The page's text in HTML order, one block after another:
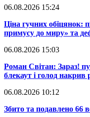
06.08.2026 15:24
​Ціна гучних обіцянок:
примусу до миру» та
06.08.2026 15:03
​Роман Світан: Зараз!
блекаут і голод
06.08.2026 10:12
​Збито та подавлено